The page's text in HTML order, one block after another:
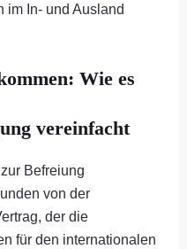
im In- und Ausland
Wie es
vereinfacht
Befreiung
von der
der die
für den internationalen